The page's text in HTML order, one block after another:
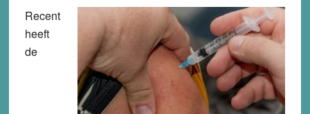
Recent
heeft
de